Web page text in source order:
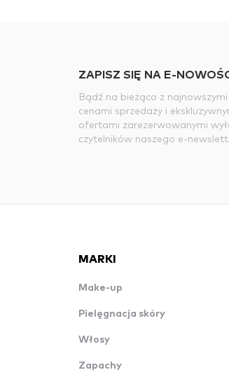
ZAPISZ SIĘ NA E-
Bądź na bieżąco z
cenami sprzedaży i
ofertami zarezerwowanymi
czytelników naszego e-
MARKI
Make-up
Pielęgnacja skóry
Włosy
Zapachy